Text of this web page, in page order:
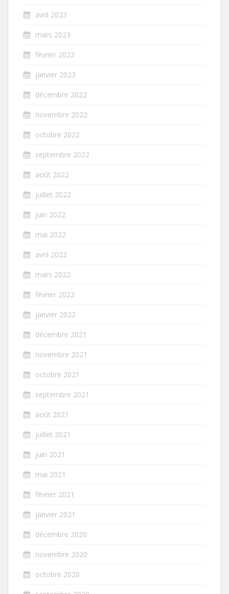
avril 2023
mars 2023
février 2023
janvier 2023
décembre 2022
novembre 2022
octobre 2022
septembre 2022
août 2022
juillet 2022
juin 2022
mai 2022
avril 2022
mars 2022
février 2022
janvier 2022
décembre 2021
novembre 2021
octobre 2021
septembre 2021
août 2021
juillet 2021
juin 2021
mai 2021
février 2021
janvier 2021
décembre 2020
novembre 2020
octobre 2020